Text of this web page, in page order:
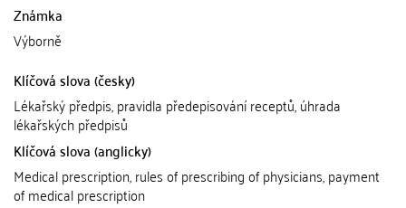
Známka
Výborně
Klíčová slova (česky)
Lékařský předpis, pravidla předepisování receptů, úhrada
lékařských předpisů
Klíčová slova (anglicky)
Medical prescription, rules of prescribing of physicians, payment
of medical prescription